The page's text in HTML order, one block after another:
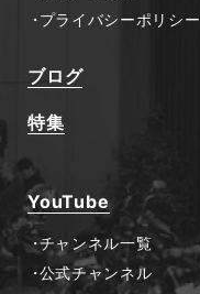
プライバシーポリシー
ブログ
特集
YouTube
チャンネル一覧
公式チャンネル